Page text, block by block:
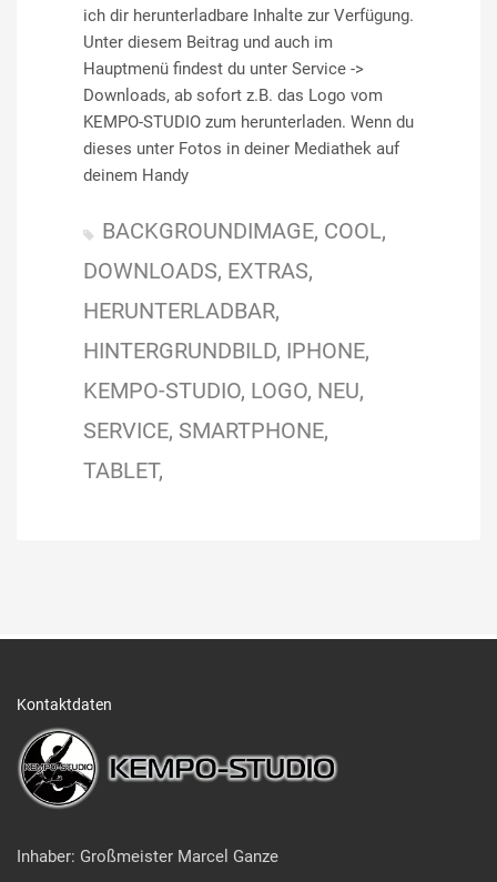
ich dir herunterladbare Inhalte zur Verfügung.
Unter diesem Beitrag und auch im
Hauptmenü findest du unter Service ->
Downloads, ab sofort z.B. das Logo vom
KEMPO-STUDIO zum herunterladen. Wenn du
dieses unter Fotos in deiner Mediathek auf
deinem Handy
BACKGROUNDIMAGE COOL
DOWNLOADS EXTRAS
HERUNTERLADBAR
HINTERGRUNDBILD IPHONE
KEMPO-STUDIO LOGO NEU
SERVICE SMARTPHONE
TABLET
Kontaktdaten
Inhaber: Großmeister Marcel Ganze